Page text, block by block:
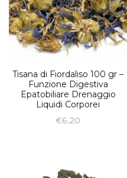
Tisana di Fiordaliso 100 gr –
Funzione Digestiva
Epatobiliare Drenaggio
Liquidi Corporei
€6,20